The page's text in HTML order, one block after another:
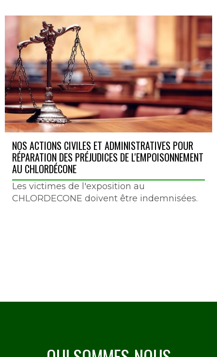
NOS ACTIONS CIVILES ET ADMINISTRATIVES POUR
RÉPARATION DES PRÉJUDICES DE L'EMPOISONNEMENT
AU CHLORDÉCONE
Les victimes de l'exposition au
CHLORDECONE doivent être indemnisées.